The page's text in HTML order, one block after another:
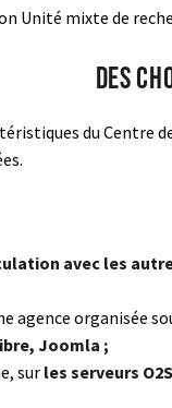
Unité mixte de
Des
du Centre
avec les
agence organisée
Joomla ;
surles serveurs